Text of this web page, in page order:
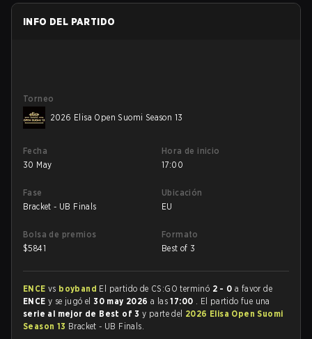
INFO DEL PARTIDO
Torneo
2026 Elisa Open Suomi Season 13
Fecha
30 May
Hora de inicio
17:00
Fase
Bracket - UB Finals
Ubicación
EU
Bolsa de premios
$5841
Formato
Best of 3
ENCE vs boyband El partido de CS:GO terminó 2 - 0 a favor de
ENCE y se jugó el30 may 2026a las17:00 . El partido fue una
serie al mejor de Best of 3y parte del 2026 Elisa Open Suomi
Season 13 Bracket - UB Finals.